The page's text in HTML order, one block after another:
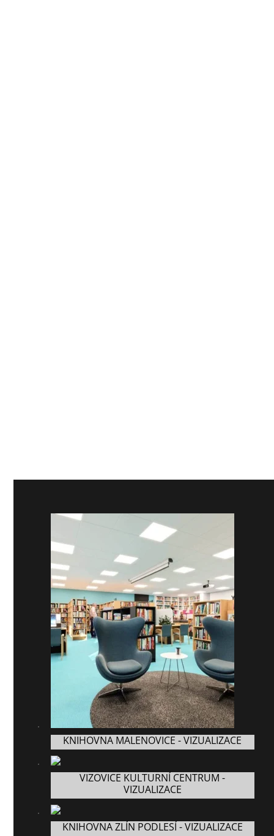
KNIHOVNA MALENOVICE - VIZUALIZACE
VIZOVICE KULTURNÍ CENTRUM -
VIZUALIZACE
KNIHOVNA ZLÍN PODLESÍ - VIZUALIZACE